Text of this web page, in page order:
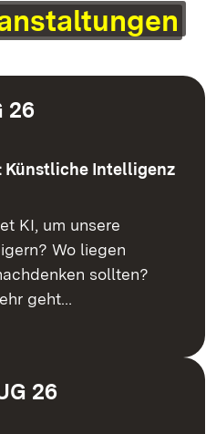
26
Künstliche Intelligenz
KI, um unsere
Wo liegen
sollten?
geht…
26